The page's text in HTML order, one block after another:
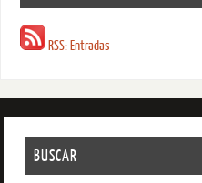
RSS: Entradas
BUSCAR